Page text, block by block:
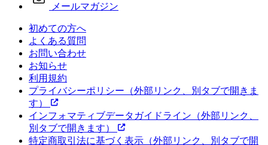
メールマガジン
初めての方へ
よくある質問
お問い合わせ
お知らせ
利用規約
プライバシーポリシー （外部リンク、別タブで開きま
す）
インフォマティブデータガイドライン （外部リンク、
別タブで開きます）
特定商取引法に基づく表示 （外部リンク、別タブで開